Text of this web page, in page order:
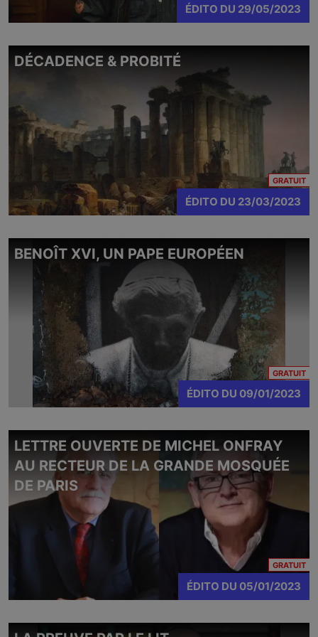
ÉDITO DU 29/05/2023
DÉCADENCE & PROBITÉ
GRATUIT
ÉDITO DU 23/03/2023
BENOÎT XVI, UN PAPE EUROPÉEN
GRATUIT
ÉDITO DU 09/01/2023
LETTRE OUVERTE DE MICHEL ONFRAY
AU RECTEUR DE LA GRANDE MOSQUÉE
DE PARIS
GRATUIT
ÉDITO DU 05/01/2023